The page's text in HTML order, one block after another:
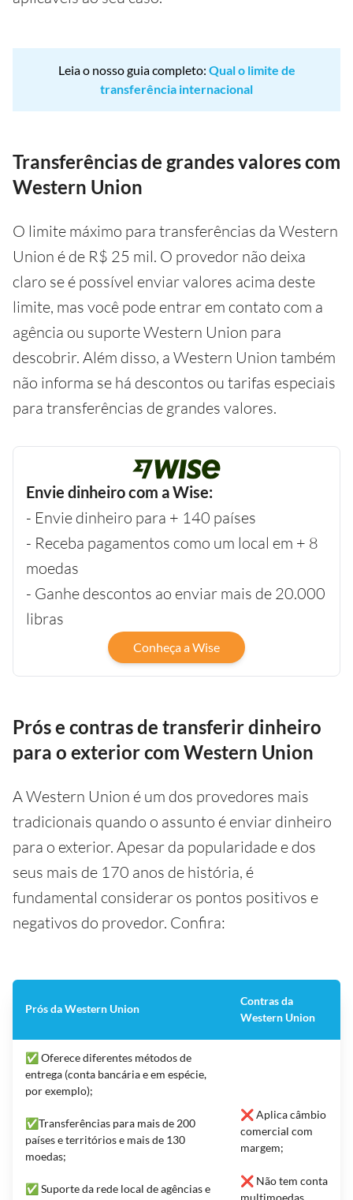
Leia o nosso guia completo: Qual o limite de
transferência internacional
Transferências de grandes valores com
Western Union
O limite máximo para transferências da Western
Union é de R$ 25 mil. O provedor não deixa
claro se é possível enviar valores acima deste
limite, mas você pode entrar em contato com a
agência ou suporte Western Union para
descobrir. Além disso, a Western Union também
não informa se há descontos ou tarifas especiais
para transferências de grandes valores.
Envie dinheiro com a Wise:
- Envie dinheiro para + 140 países
- Receba pagamentos como um local em + 8
moedas
- Ganhe descontos ao enviar mais de 20.000
libras
Conheça a Wise
Prós e contras de transferir dinheiro
para o exterior com Western Union
A Western Union é um dos provedores mais
tradicionais quando o assunto é enviar dinheiro
para o exterior. Apesar da popularidade e dos
seus mais de 170 anos de história, é
fundamental considerar os pontos positivos e
negativos do provedor. Confira:
Prós da Western Union
Contras da
Western Union
✅ Oferece diferentes métodos de
entrega (conta bancária e em espécie,
por exemplo);
✅Transferências para mais de 200
países e territórios e mais de 130
moedas;
✅ Suporte da rede local de agências e
❌ Aplica câmbio
comercial com
margem;
❌ Não tem conta